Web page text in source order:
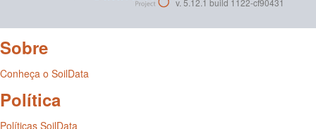
v. 5.12.1 build 1122-cf90431
Sobre
Conheça o SoilData
Política
Políticas SoilData